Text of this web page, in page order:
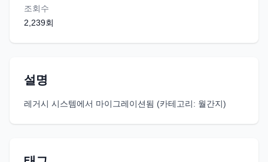
조회수
2,239회
설명
레거시 시스템에서 마이그레이션됨 (카테고리: 월간지)